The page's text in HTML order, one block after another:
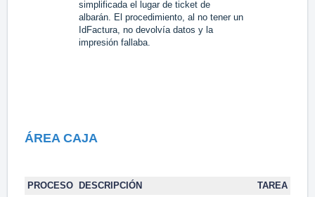
simplificada el lugar de ticket de
albarán. El procedimiento, al no tener un
IdFactura, no devolvía datos y la
impresión fallaba.
ÁREA CAJA
PROCESO DESCRIPCIÓN
TAREA